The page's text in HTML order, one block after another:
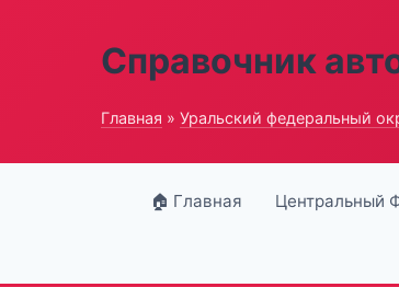
Справочник
Главная » Уральский федеральный
🏠 Главная Центральный